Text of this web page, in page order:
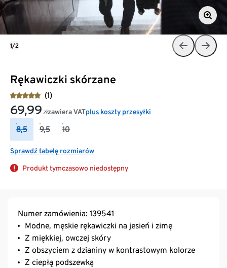
Rękawiczki skórzane
(1)
69,99 złzawiera VATplus koszty przesyłki
8,5 9,5 10
Sprawdź tabelę rozmiarów
Produkt tymczasowo niedostępny
1/2
Numer zamówienia: 139541
Modne, męskie rękawiczki na jesień i zimę
Z miękkiej, owczej skóry
Z obszyciem z dzianiny w kontrastowym kolorze
Z ciepłą podszewką